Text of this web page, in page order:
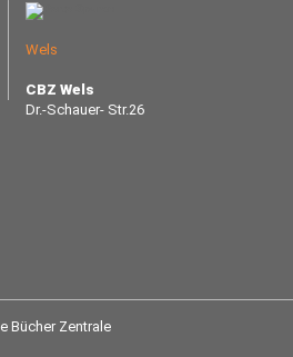
Wels
CBZ Wels
Dr.-Schauer- Str.26
Bücher Zentrale